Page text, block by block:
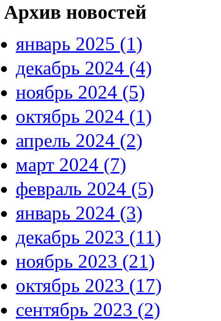
Архив новостей
январь 2025 (1)
декабрь 2024 (4)
ноябрь 2024 (5)
октябрь 2024 (1)
апрель 2024 (2)
март 2024 (7)
февраль 2024 (5)
январь 2024 (3)
декабрь 2023 (11)
ноябрь 2023 (21)
октябрь 2023 (17)
сентябрь 2023 (2)